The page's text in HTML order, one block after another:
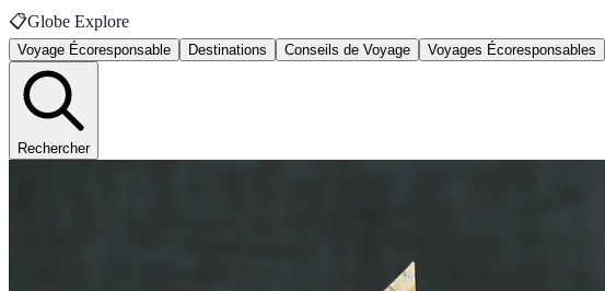
📋Globe Explore
Voyage Écoresponsable Destinations Conseils de Voyage Voyages Écoresponsables
Rechercher